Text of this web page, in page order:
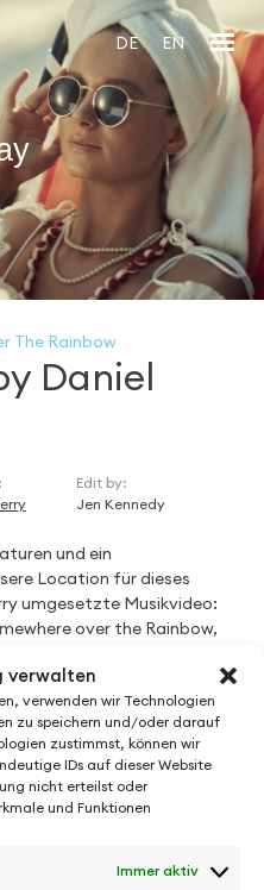
verwalten
verwenden wir Technologien
zu speichern und/oder darauf
zustimmst, können wir
IDs auf dieser Website
nicht erteilst oder
und Funktionen
Immer aktiv
DE EN
The Rainbow
Daniel
Edit by:
Jen Kennedy
und ein
Location für dieses
umgesetzte Musikvideo:
over the Rainbow,
Schulz und Alle Farben
Drink, drückt auf Play und